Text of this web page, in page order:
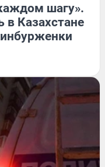
шагу».
в Казахстане